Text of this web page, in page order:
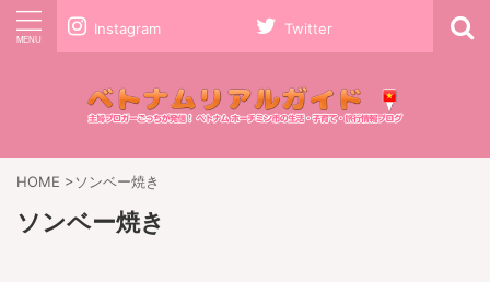
Instagram Twitter
HOME >ソンベー焼き
ソンベー焼き